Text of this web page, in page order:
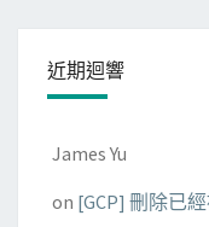
近期迴響
James Yu
on [GCP] 刪除已